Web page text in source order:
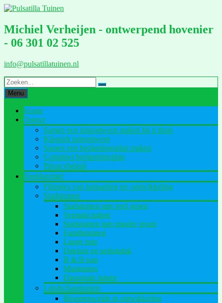
Ga
de
inhoud
Michiel Verheijen - ontwerpend hovenier
- 06 301 02 525
info@pulsatillatuinen.nl
Menu
Home
Traject
Samen een tuinontwerp maken bij u thuis
Klassiek tuinontwerp
Samen een beplantingsplan maken
Compleet beplantingsplan
Privacybeleid
Beeldarchief
Filmpjes van tuinaanleg en -ontwikkeling
Stadstuinen
Stadstuinen met veel groen
Veranda tuinen
Stadstuinen met minder groen
Familietuinen
Lange tuin
Daktuin en sedumdak
B & B tuin
Minituinen
Diagonale tuinen
Landschapstuinen
Bloemenweide in ontwikkeling